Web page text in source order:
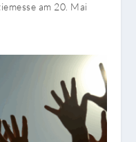
am 20. Mai